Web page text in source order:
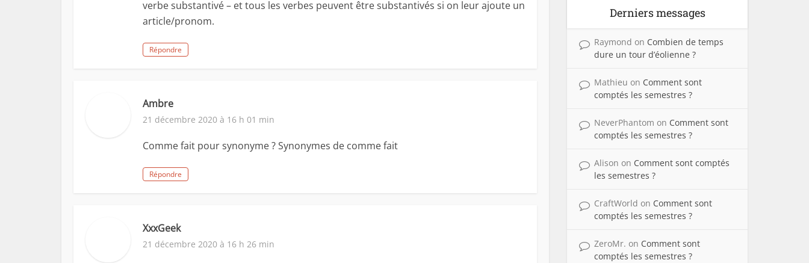
verbe substantivé – et tous les verbes peuvent être substantivés si on leur ajoute un
article/pronom.
Répondre
Ambre
21 décembre 2020 à 16 h 01 min
Comme fait pour synonyme ? Synonymes de comme fait
Répondre
XxxGeek
21 décembre 2020 à 16 h 26 min
Derniers messages
Raymond on Combien de temps
dure un tour d’éolienne ?
Mathieu on Comment sont
comptés les semestres ?
NeverPhantom on Comment sont
comptés les semestres ?
Alison on Comment sont comptés
les semestres ?
CraftWorld on Comment sont
comptés les semestres ?
ZeroMr. on Comment sont
comptés les semestres ?